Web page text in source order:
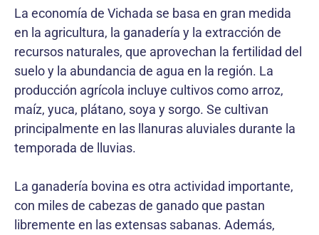
La economía de Vichada se basa en gran medida
en la agricultura, la ganadería y la extracción de
recursos naturales, que aprovechan la fertilidad del
suelo y la abundancia de agua en la región. La
producción agrícola incluye cultivos como arroz,
maíz, yuca, plátano, soya y sorgo. Se cultivan
principalmente en las llanuras aluviales durante la
temporada de lluvias.
La ganadería bovina es otra actividad importante,
con miles de cabezas de ganado que pastan
libremente en las extensas sabanas. Además,